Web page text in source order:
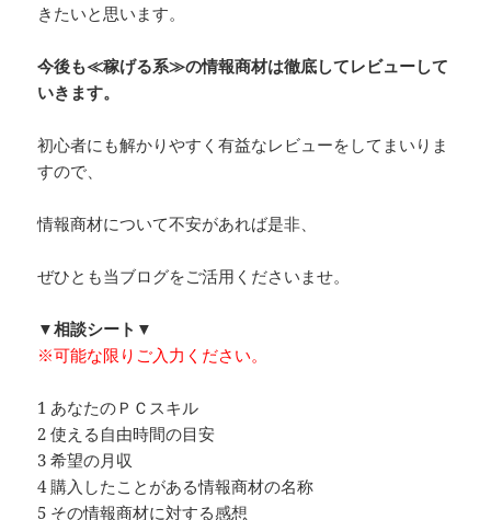
きたいと思います。
今後も≪稼げる系≫の情報商材は徹底してレビューして
いきます。
初心者にも解かりやすく有益なレビューをしてまいりま
すので、
情報商材について不安があれば是非、
ぜひとも当ブログをご活用くださいませ。
▼相談シート▼
※可能な限りご入力ください。
1 あなたのＰＣスキル
2 使える自由時間の目安
3 希望の月収
4 購入したことがある情報商材の名称
5 その情報商材に対する感想